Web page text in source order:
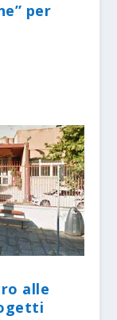
per
alle